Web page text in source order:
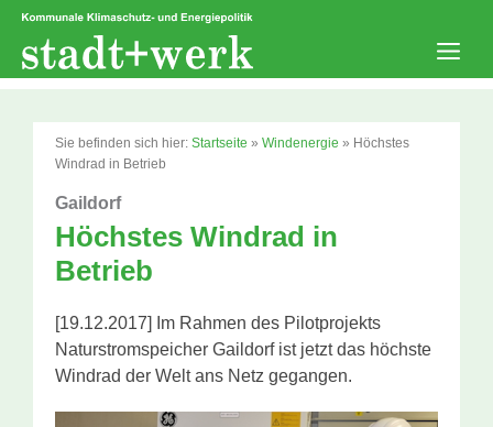
Zum
springen
Sie befinden sich hier: Startseite » Windenergie » Höchstes
Windrad in Betrieb
Gaildorf
Höchstes Windrad in
Betrieb
[19.12.2017] Im Rahmen des Pilotprojekts
Naturstromspeicher Gaildorf ist jetzt das höchste
Windrad der Welt ans Netz gegangen.